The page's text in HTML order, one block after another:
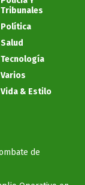
Tribunales
Política
Salud
Tecnología
Varios
Vida & Estilo
de